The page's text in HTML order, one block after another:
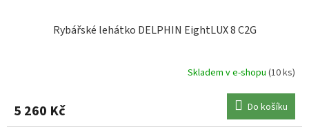
Rybářské lehátko DELPHIN EightLUX 8 C2G
Skladem v e-shopu (10 ks)
5 260 Kč Do košíku